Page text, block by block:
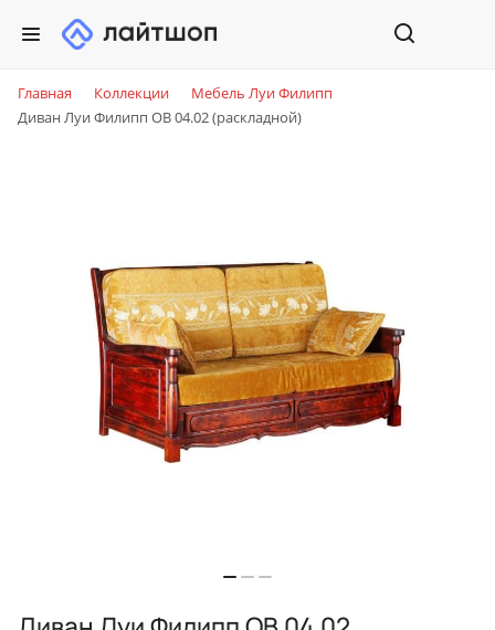
Главная Коллекции
Мебель Луи Филипп
Диван Луи Филипп ОВ 04.02 (раскладной)